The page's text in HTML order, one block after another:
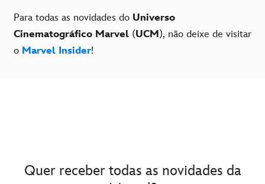
Para todas as novidades do Universo
Cinematográfico Marvel (UCM), não deixe de visitar
o Marvel Insider!
Quer receber todas as novidades da